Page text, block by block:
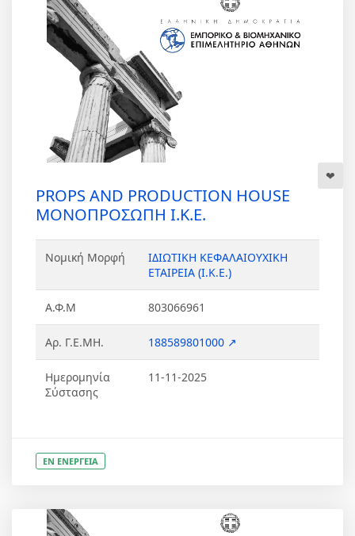
PROPS AND PRODUCTION HOUSE
ΜΟΝΟΠΡΟΣΩΠΗ Ι.Κ.Ε.
Νομική Μορφή
ΙΔΙΩΤΙΚΗ ΚΕΦΑΛΑΙΟΥΧΙΚΗ
ΕΤΑΙΡΕΙΑ (Ι.Κ.Ε.)
Α.Φ.Μ 803066961
Αρ. Γ.Ε.ΜΗ. 188589801000 ↗
Ημερομηνία
Σύστασης
11-11-2025
ΕΝ ΕΝΕΡΓΕΙΑ